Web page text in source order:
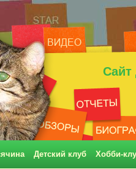
Сайт
Детский клуб Хобби-